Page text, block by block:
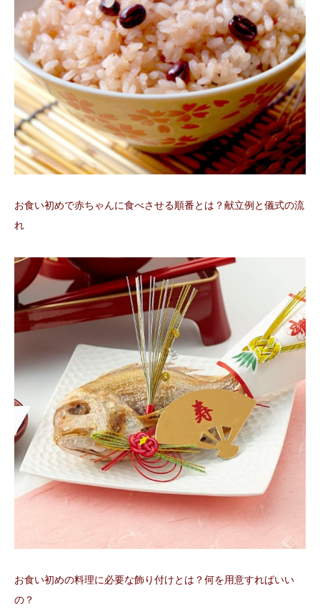
お食い初めで赤ちゃんに食べさせる順番とは？献立例と儀式の流
れ
お食い初めの料理に必要な飾り付けとは？何を用意すればいい
の？